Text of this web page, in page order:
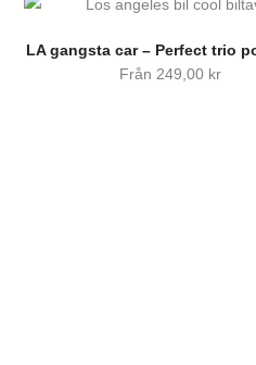
LA gangsta car – Perfect trio
Från 249,00 kr